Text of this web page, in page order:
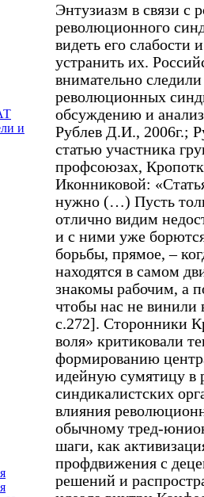
и
Энтузиазм в связи с
революционного
видеть его слабости
устранить их.
внимательно
революционных
обсуждению и
Рублев Д.И., 2006г.;
статью участника
профсоюзах,
Иконниковой:
нужно (…) Пусть
отлично видим
и с ними уже
борьбы, прямое, –
находятся в самом
знакомы рабочим, а
чтобы нас не винили
c.272]. Сторонники
воля» критиковали
формированию
идейную сумятицу в
синдикалистских
влияния
обычному тред-
шаги, как
профдвижения с
решений и